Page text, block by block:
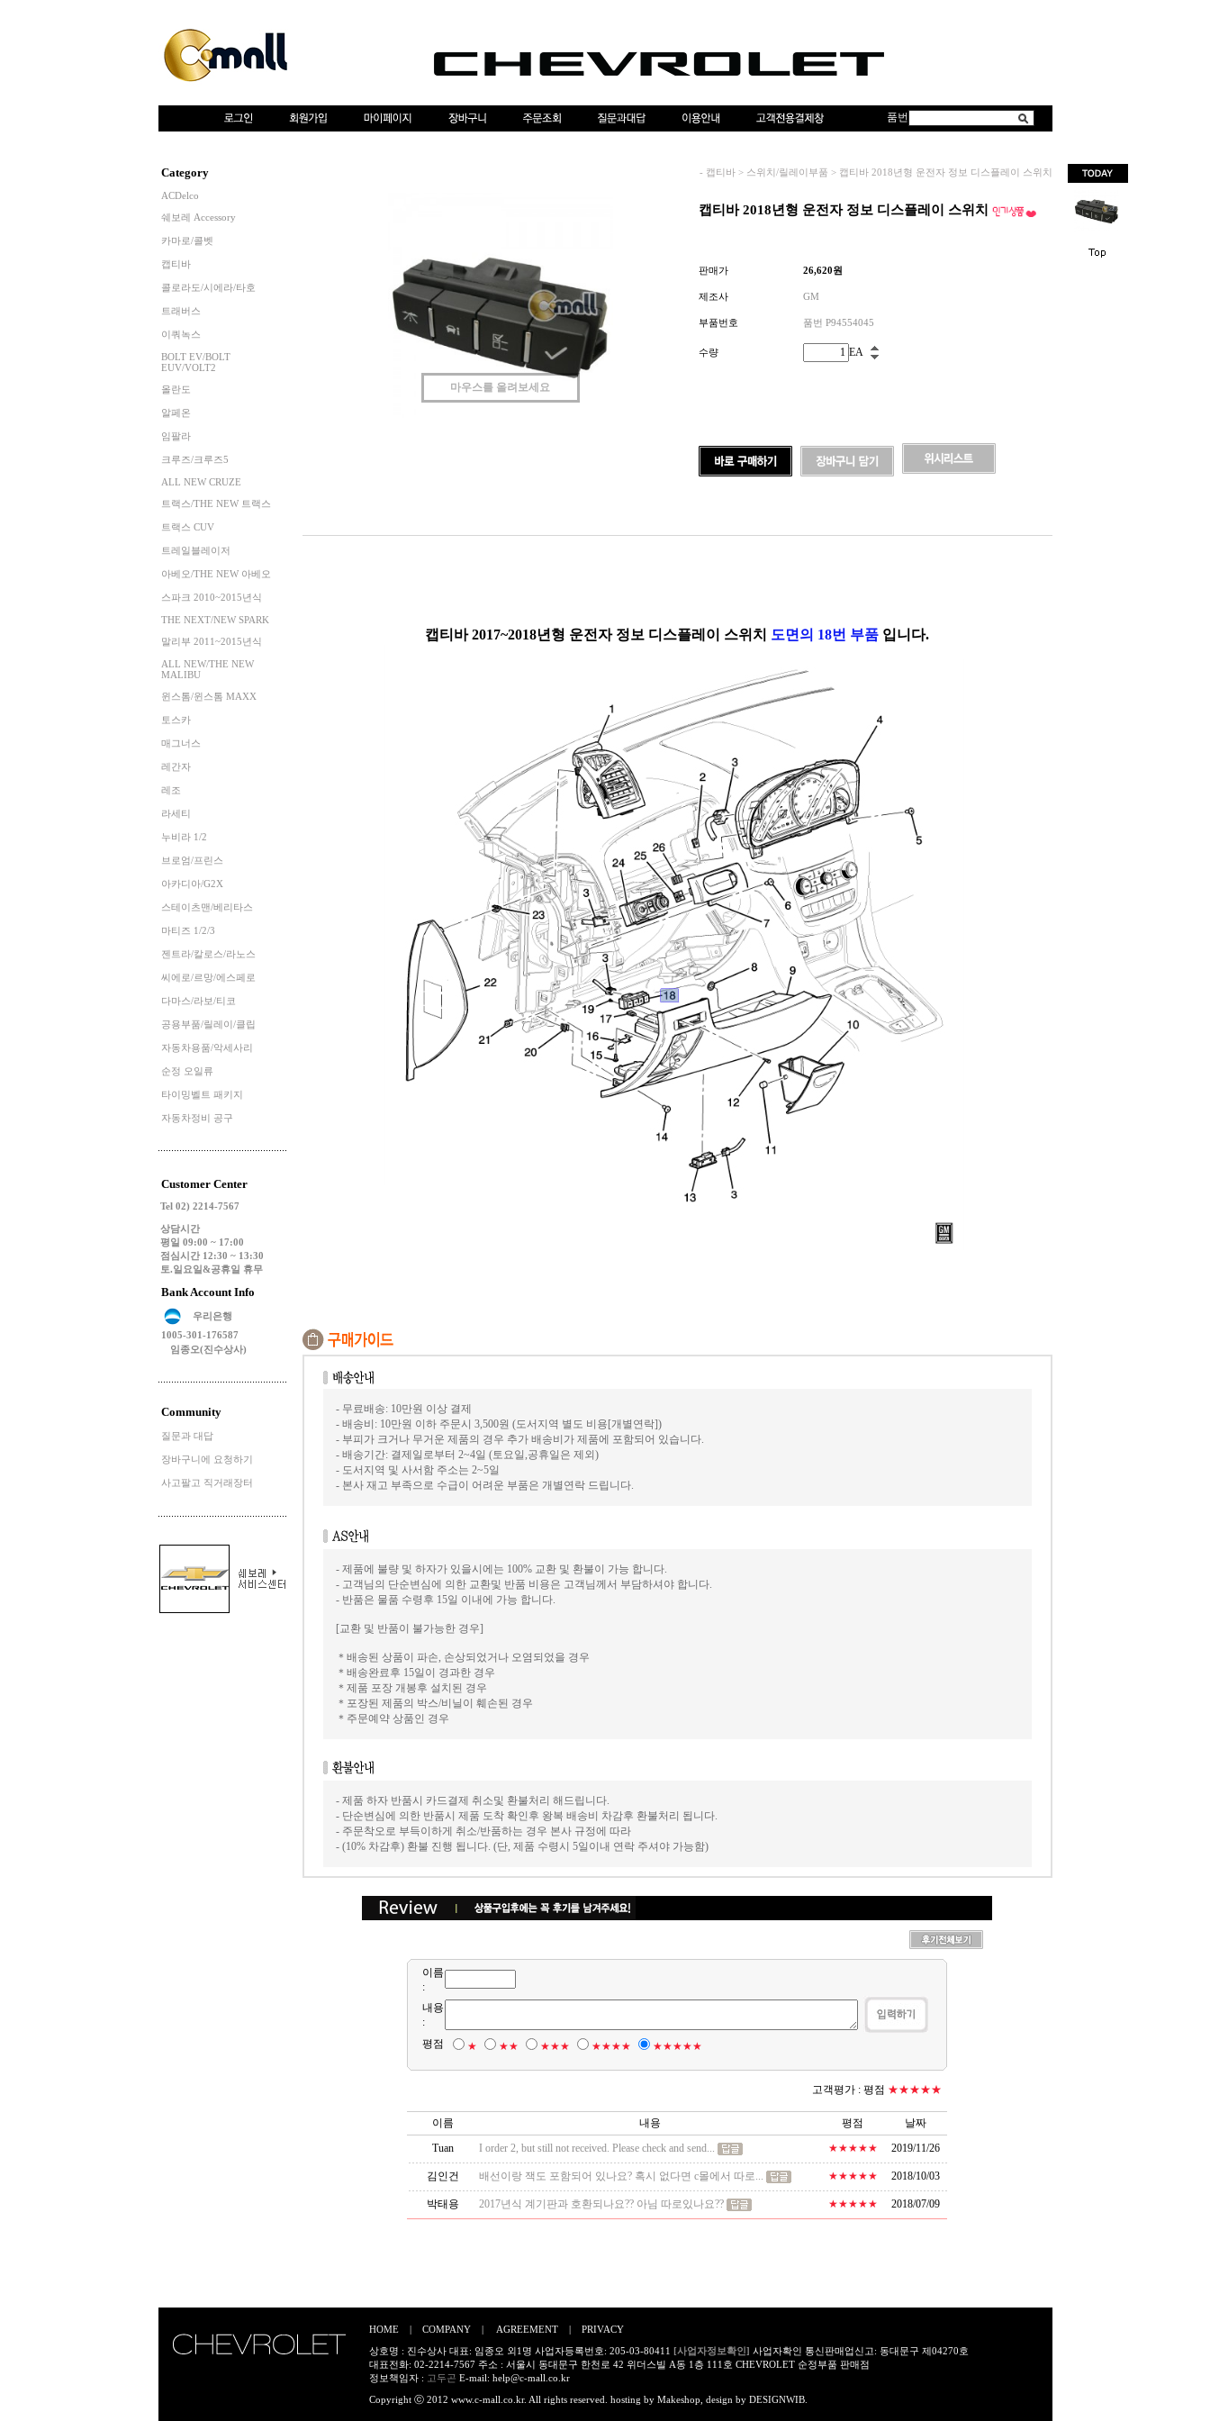
품번
Category
ACDelco
쉐보레 Accessory
카마로/콜벳
캡티바
콜로라도/시에라/타호
트래버스
이쿼녹스
BOLT EV/BOLT
EUV/VOLT2
올란도
알페온
임팔라
크루즈/크루즈5
ALL NEW CRUZE
트랙스/THE NEW 트랙스
트랙스 CUV
트레일블레이저
아베오/THE NEW 아베오
스파크 2010~2015년식
THE NEXT/NEW SPARK
말리부 2011~2015년식
ALL NEW/THE NEW
MALIBU
윈스톰/윈스톰 MAXX
토스카
매그너스
레간자
레조
라세티
누비라 1/2
브로엄/프린스
아카디아/G2X
스테이츠맨/베리타스
마티즈 1/2/3
젠트라/칼로스/라노스
씨에로/르망/에스페로
다마스/라보/티코
공용부품/릴레이/클립
자동차용품/악세사리
순정 오일류
타이밍벨트 패키지
자동차정비 공구
Customer Center
Tel 02) 2214-7567
상담시간
평일 09:00 ~ 17:00
점심시간 12:30 ~ 13:30
토.일요일&공휴일 휴무
Bank Account Info
우리은행
1005-301-176587
임종오(진수상사)
Community
질문과 대답
장바구니에 요청하기
사고팔고 직거래장터
- 캡티바 > 스위치/릴레이부품 > 캡티바 2018년형 운전자 정보 디스플레이 스위치
마우스를 올려보세요
캡티바 2018년형 운전자 정보 디스플레이 스위치
판매가 26,620원
제조사 GM
부품번호 품번 P94554045
수량 EA
캡티바 2017~2018년형 운전자 정보 디스플레이 스위치 도면의 18번 부품 입니다.
- 무료배송: 10만원 이상 결제
- 배송비: 10만원 이하 주문시 3,500원 (도서지역 별도 비용[개별연락])
- 부피가 크거나 무거운 제품의 경우 추가 배송비가 제품에 포함되어 있습니다.
- 배송기간: 결제일로부터 2~4일 (토요일,공휴일은 제외)
- 도서지역 및 사서함 주소는 2~5일
- 본사 재고 부족으로 수급이 어려운 부품은 개별연락 드립니다.
- 제품에 불량 및 하자가 있을시에는 100% 교환 및 환불이 가능 합니다.
- 고객님의 단순변심에 의한 교환및 반품 비용은 고객님께서 부담하셔야 합니다.
- 반품은 물품 수령후 15일 이내에 가능 합니다.
[교환 및 반품이 불가능한 경우]
＊배송된 상품이 파손, 손상되었거나 오염되었을 경우
＊배송완료후 15일이 경과한 경우
＊제품 포장 개봉후 설치된 경우
＊포장된 제품의 박스/비닐이 훼손된 경우
＊주문예약 상품인 경우
- 제품 하자 반품시 카드결제 취소및 환불처리 해드립니다.
- 단순변심에 의한 반품시 제품 도착 확인후 왕복 배송비 차감후 환불처리 됩니다.
- 주문착오로 부득이하게 취소/반품하는 경우 본사 규정에 따라
- (10% 차감후) 환불 진행 됩니다. (단, 제품 수령시 5일이내 연락 주셔야 가능함)
이름
:
내용
:
평점
★ ★★ ★★★ ★★★★ ★★★★★
고객평가 : 평점 ★★★★★
이름 내용 평점
날짜
Tuan
I order 2, but still not received. Please check and send... ★★★★★ 2019/11/26
김인건 배선이랑 잭도 포함되어 있나요? 혹시 없다면 c몰에서 따로... ★★★★★ 2018/10/03
박태용 2017년식 계기판과 호환되나요?? 아님 따로있나요?? ★★★★★ 2018/07/09
HOME | COMPANY | AGREEMENT |
PRIVACY
상호명 : 진수상사 대표: 임종오 외1명 사업자등록번호: 205-03-80411 [사업자정보확인] 사업자확인 통신판매업신고: 동대문구 제04270호
대표전화: 02-2214-7567 주소 : 서울시 동대문구 한천로 42 위더스빌 A동 1층 111호 CHEVROLET 순정부품 판매점
정보책임자 : 고두곤 E-mail: help@c-mall.co.kr
Copyright ⓒ 2012 www.c-mall.co.kr. All rights reserved. hosting by Makeshop , design by DESIGNWIB.